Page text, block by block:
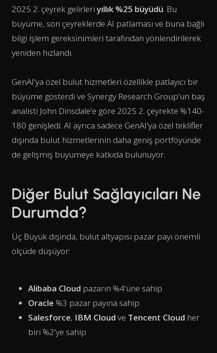
2025 2. çeyrek gelirleriyıllık %25 büyüdü. Bu
büyüme, son çeyreklerde AI patlaması ve buna bağlı
bilgi işlem gereksinimleri tarafından yönlendirilerek
yeniden hızlandı.
GenAI'ya özel bulut hizmetleri özellikle patlayıcı bir
büyüme gösterdi ve Synergy Research Group'un baş
analisti John Dinsdale'e göre 2025 2. çeyrekte %140-
180 genişledi. AI ayrıca sadece GenAI'ya özel teklifler
dışında bulut hizmetlerinin daha geniş portföyünde
de gelişmiş büyümeye katkıda bulunuyor.
Diğer Bulut Sağlayıcıları Ne
Durumda?
Üç Büyük dışında, bulut altyapısı pazar payı önemli
ölçüde düşüyor:
Alibaba Cloud pazarın %4'üne sahip
Oracle %3 pazar payına sahip
Salesforce, IBM Cloud ve Tencent Cloud her
biri %2'ye sahip